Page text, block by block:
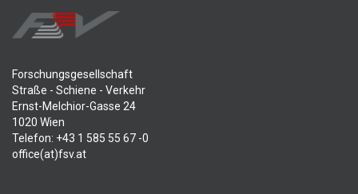
Forschungsgesellschaft
Straße - Schiene - Verkehr
Ernst-Melchior-Gasse 24
1020 Wien
Telefon: +43 1 585 55 67 -0
office(at)fsv.at